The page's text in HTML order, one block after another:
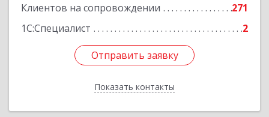
Клиентов на сопровождении
271
1С:Специалист
2
Отправить заявку
Показать контакты
Отправить заявку
Назад